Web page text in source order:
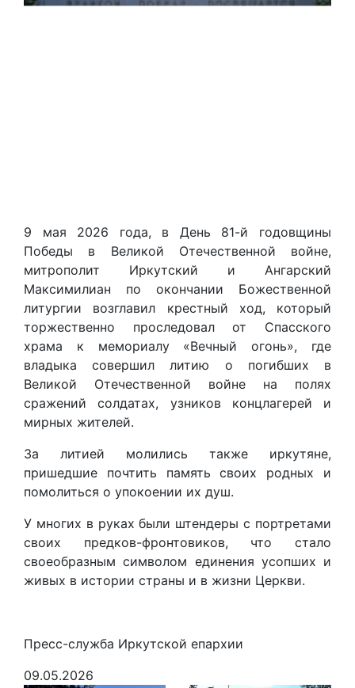
9 мая 2026 года, в День 81-й годовщины
Победы в Великой Отечественной войне,
митрополит Иркутский и Ангарский
Максимилиан по окончании Божественной
литургии возглавил крестный ход, который
торжественно проследовал от Спасского
храма к мемориалу «Вечный огонь», где
владыка совершил литию о погибших в
Великой Отечественной войне на полях
сражений солдатах, узников концлагерей и
мирных жителей.
За литией молились также иркутяне,
пришедшие почтить память своих родных и
помолиться о упокоении их душ.
У многих в руках были штендеры с портретами
своих предков-фронтовиков, что стало
своеобразным символом единения усопших и
живых в истории страны и в жизни Церкви.
Пресс-служба Иркутской епархии
09.05.2026